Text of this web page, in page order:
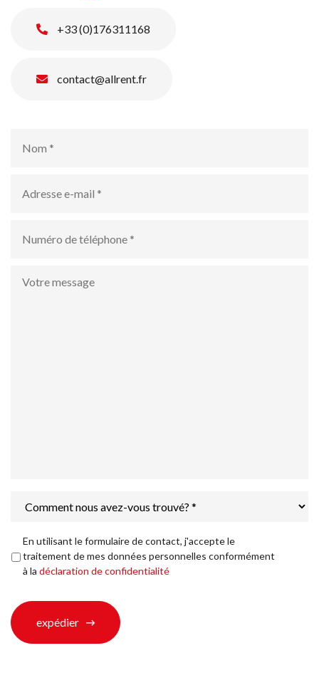
+33 (0)176311168
contact@allrent.fr
message
nous
vous
trouvé?
*
Déclaration
de
confidentialité
En utilisant le formulaire de contact, j'accepte le
traitement de mes données personnelles conformément
à la déclaration de confidentialité
expédier